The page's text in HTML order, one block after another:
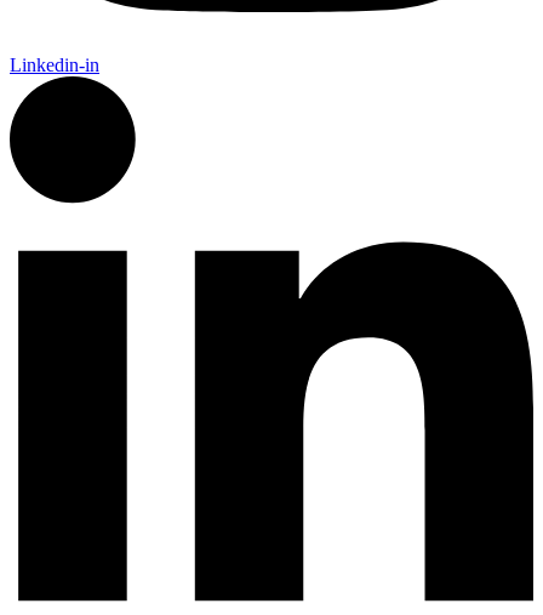
Linkedin-in